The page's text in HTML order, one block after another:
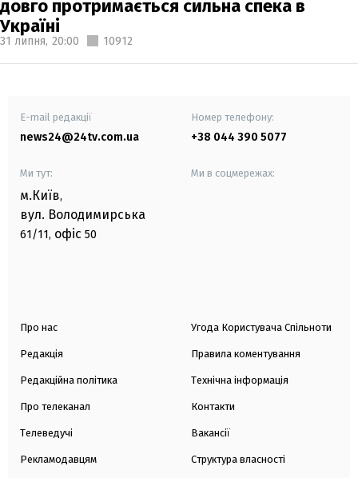
довго протримається сильна спека в
Україні
31 липня, 20:00 10912
E-mail редакції
news24@24tv.com.ua
Номер телефону:
+38 044 390 5077
Ми тут:
м.Київ,
вул. Володимирська
61/11, офіс 50
Ми в соцмережах:
Про нас
Редакція
Редакційна політика
Про телеканал
Телеведучі
Рекламодавцям
Угода Користувача Спільноти
Правила коментування
Технічна інформація
Контакти
Вакансії
Структура власності